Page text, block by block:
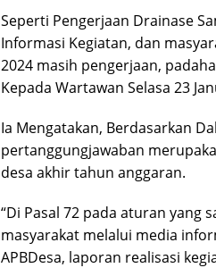
Seperti Pengerjaan Drainase
Informasi Kegiatan, dan
2024 masih pengerjaan,
Kepada Wartawan Selasa 23
Ia Mengatakan, Berdasarkan
pertanggungjawaban
desa akhir tahun anggaran.
“Di Pasal 72 pada aturan yang
masyarakat melalui media
APBDesa, laporan realisasi